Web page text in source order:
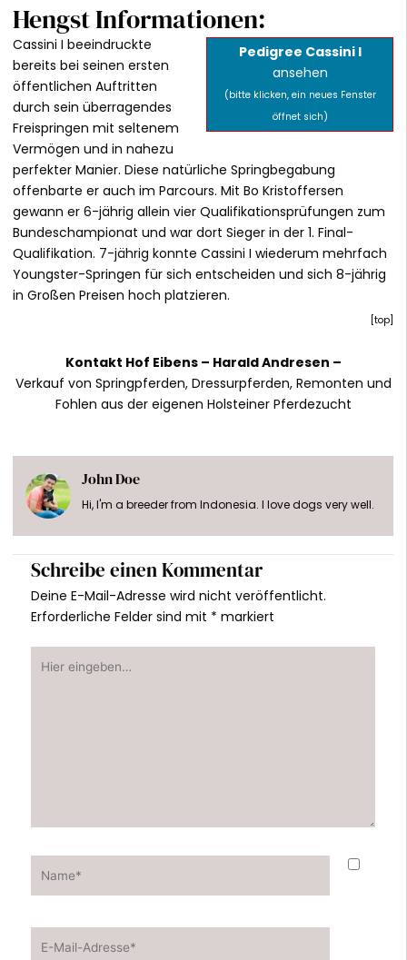
Hengst Informationen:
Pedigree Cassini I
ansehen
(bitte klicken, ein neues Fenster
öffnet sich)
Cassini I beeindruckte
bereits bei seinen ersten
öffentlichen Auftritten
durch sein überragendes
Freispringen mit seltenem
Vermögen und in nahezu
perfekter Manier. Diese natürliche Springbegabung
offenbarte er auch im Parcours. Mit Bo Kristoffersen
gewann er 6-jährig allein vier Qualifikationsprüfungen zum
Bundeschampionat und war dort Sieger in der 1. Final-
Qualifikation. 7-jährig konnte Cassini I wiederum mehrfach
Youngster-Springen für sich entscheiden und sich 8-jährig
in Großen Preisen hoch platzieren.
[top]
Kontakt Hof Eibens – Harald Andresen –
Verkauf von Springpferden, Dressurpferden, Remonten und
Fohlen aus der eigenen Holsteiner Pferdezucht
John Doe
Hi, I'm a breeder from Indonesia. I love dogs very well.
Schreibe einen Kommentar
Deine E-Mail-Adresse wird nicht veröffentlicht.
Erforderliche Felder sind mit * markiert
Hier